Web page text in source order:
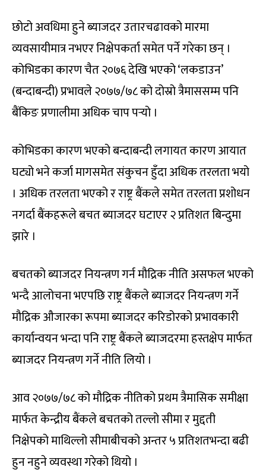
छोटो अवधिमा हुने ब्याजदर उतारचढावको मारमा
व्यवसायीमात्र नभएर निक्षेपकर्ता समेत पर्ने गरेका छन् ।
कोभिडका कारण चैत २०७६ देखि भएको ‘लकडाउन’
(बन्दाबन्दी) प्रभावले २०७७/७८ को दोस्रो त्रैमाससम्म पनि
बैंकिङ प्रणालीमा अधिक चाप पर्‍यो ।
कोभिडका कारण भएको बन्दाबन्दी लगायत कारण आयात
घट्यो भने कर्जा मागसमेत संकुचन हुँदा अधिक तरलता भयो
। अधिक तरलता भएको र राष्ट्र बैंकले समेत तरलता प्रशोधन
नगर्दा बैंकहरूले बचत ब्याजदर घटाएर २ प्रतिशत बिन्दुमा
झारे ।
बचतको ब्याजदर नियन्त्रण गर्न मौद्रिक नीति असफल भएको
भन्दै आलोचना भएपछि राष्ट्र बैंकले ब्याजदर नियन्त्रण गर्ने
मौद्रिक औजारका रूपमा ब्याजदर करिडोरको प्रभावकारी
कार्यान्वयन भन्दा पनि राष्ट्र बैंकले ब्याजदरमा हस्तक्षेप मार्फत
ब्याजदर नियन्त्रण गर्ने नीति लियो ।
आव २०७७/७८ को मौद्रिक नीतिको प्रथम त्रैमासिक समीक्षा
मार्फत केन्द्रीय बैंकले बचतको तल्लो सीमा र मुद्दती
निक्षेपको माथिल्लो सीमाबीचको अन्तर ५ प्रतिशतभन्दा बढी
हुन नहुने व्यवस्था गरेको थियो ।